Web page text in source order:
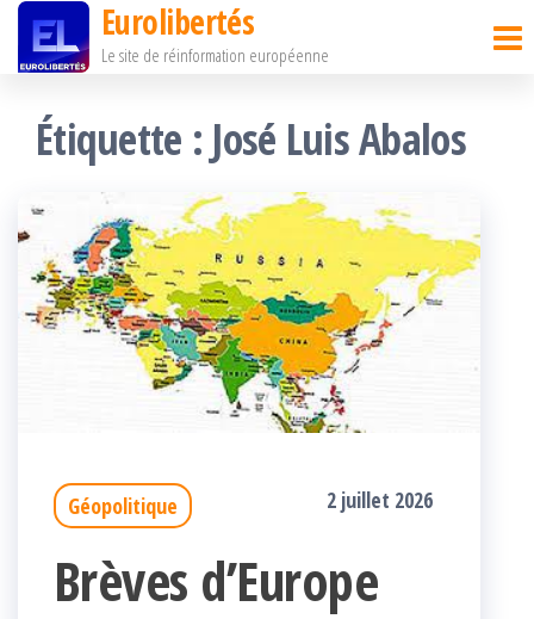
Passer
contenu
Eurolibertés
Le site de réinformation européenne
Étiquette : José Luis Abalos
Géopolitique 2 juillet 2026
Brèves d’Europe